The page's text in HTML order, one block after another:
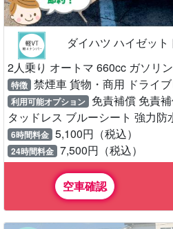
ダイハツ ハイゼット
2人乗り オートマ 660cc ガソリン
特徴 禁煙車 貨物・商用 ドライ
利用可能オプション 免責補償 免責
タッドレス ブルーシート 強力防
6時間料金 5,100円（税込）
24時間料金 7,500円（税込）
空車確認